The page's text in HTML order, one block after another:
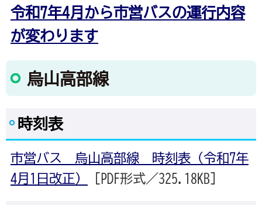
令和7年4月から市営バスの運行内容
が変わります
烏山高部線
時刻表
市営バス 烏山高部線 時刻表（令和7年
4月1日改正）
[PDF形式／325.18KB]